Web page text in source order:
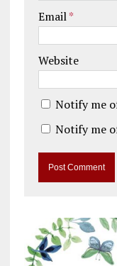
Email*
Website
Notify me
Notify me
t
e
r